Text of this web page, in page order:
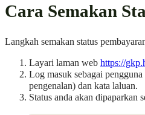
Cara Semakan
Langkah semakan status
Layari laman web https://
Log masuk sebagai
pengenalan) dan kata laluan.
Status anda akan dipaparkan